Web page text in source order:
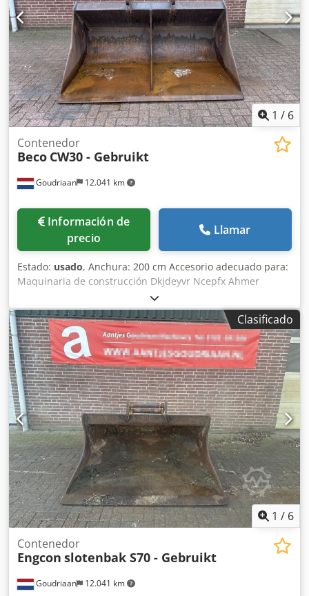
1 / 6
Goudriaan 12.041 km
Contenedor
Beco CW30 - Gebruikt
Información de
precio
Llamar
Estado: usado, Anchura: 200 cm Accesorio adecuado para:
Maquinaria de construcción Dkjdeyvr Ncepfx Ahmer
Clasificado
1 / 6
Goudriaan 12.041 km
Contenedor
Engcon slotenbak S70 - Gebruikt